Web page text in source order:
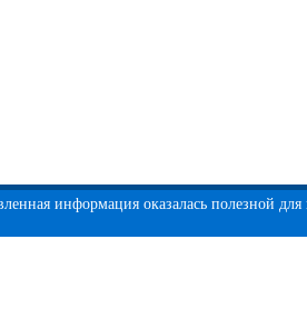
информация оказалась полезной